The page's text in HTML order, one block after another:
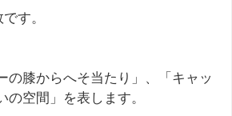
す。
の膝からへそ当たり」、「キャッ
の空間」を表します。